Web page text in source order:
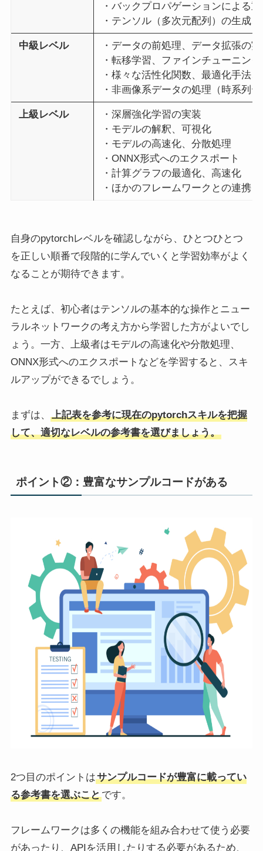
・バックプロパゲーションによる
・テンソル（多次元配列）の生成
中級レベル
・データの前処理、データ拡張の
・転移学習、ファインチューニン
・様々な活性化関数、最適化手法
・非画像系データの処理（時系列
上級レベル
・深層強化学習の実装
・モデルの解釈、可視化
・モデルの高速化、分散処理
・ONNX形式へのエクスポート
・計算グラフの最適化、高速化
・ほかのフレームワークとの連携
自身のpytorchレベルを確認しながら、ひとつひとつ
を正しい順番で段階的に学んでいくと学習効率がよく
なることが期待できます。
たとえば、初心者はテンソルの基本的な操作とニュー
ラルネットワークの考え方から学習した方がよいでし
ょう。一方、上級者はモデルの高速化や分散処理、
ONNX形式へのエクスポートなどを学習すると、スキ
ルアップができるでしょう。
まずは、
上記表を参考に現在のpytorchスキルを把握
して、適切なレベルの参考書を選びましょう。
ポイント②：豊富なサンプルコードがある
2つ目のポイントはサンプルコードが豊富に載ってい
る参考書を選ぶことです。
フレームワークは多くの機能を組み合わせて使う必要
があったり、APIを活用したりする必要があるため、